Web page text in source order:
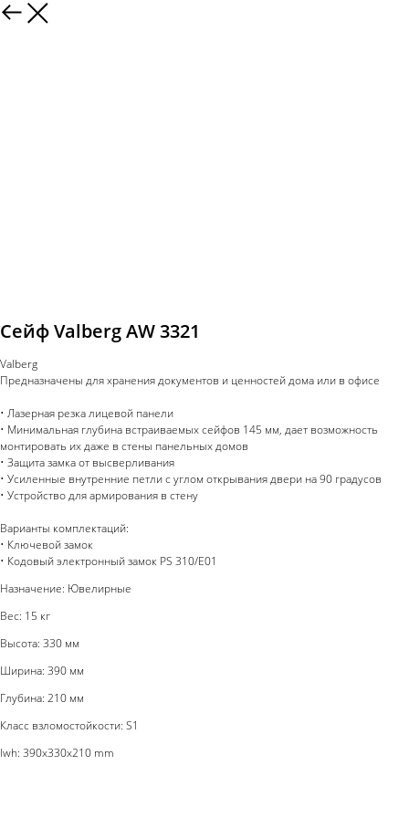
Сейф Valberg AW 3321
Valberg
Предназначены для хранения документов и ценностей дома или в офисе
• Лазерная резка лицевой панели
• Минимальная глубина встраиваемых сейфов 145 мм, дает возможность
монтировать их даже в стены панельных домов
• Защита замка от высверливания
• Усиленные внутренние петли с углом открывания двери на 90 градусов
• Устройство для армирования в стену
Варианты комплектаций:
• Ключевой замок
• Кодовый электронный замок PS 310/E01
Назначение: Ювелирные
Вес: 15 кг
Высота: 330 мм
Ширина: 390 мм
Глубина: 210 мм
Класс взломостойкости: S1
lwh: 390x330x210 mm